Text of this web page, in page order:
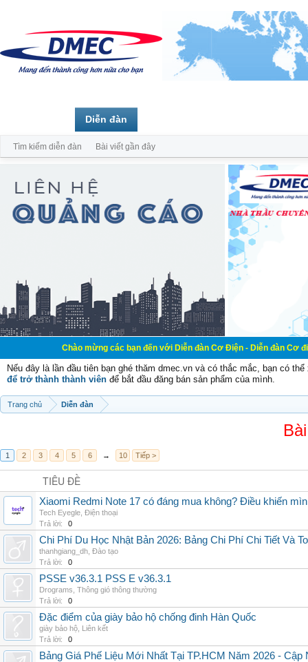
Chào mừng các bạn đến với Diễn đàn Cơ Điện - Diễn đàn Cơ điện là
Nếu đây là lần đầu tiên bạn ghé thăm dmec.vn và có thắc mắc, bạn có
để trở thành thành viên để bắt đầu đăng bán sản phẩm của mình.
Trang chủ Diễn đàn
1 2 3 4 5 6 → 10 Tiếp >
TIÊU ĐỀ
Xiaomi Redmi Note 17 có đáng mua không? Điều khiến
Tech Eyegle Điện thoại
Trả lời:
0
Chi Phí Du Học Nhật Bản 2026: Bảng Chi Phí Chi Tiết Và
thanhgiang_dh Đào tạo
Trả lời:
0
PSSE v36.3.1 PSS E v36.3.1
Drograms Thông gió thông thường
Trả lời:
0
Đặc điểm của giày bảo hộ chống đinh Hàn Quốc
giày bảo hộ Liên kết
Trả lời:
0
Bảng Giá Phế Liệu Mới Nhất Tại TP.HCM Năm 2026 - Cập
Diễn đàn
Tìm kiếm diễn đàn Bài viết gần đây